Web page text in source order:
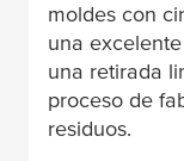
moldes con
una
una retirada
proceso de
residuos.